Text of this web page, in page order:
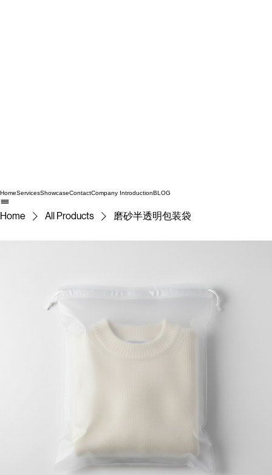
Home Services ShowcaseContactCompany Introduction BLOG
Home All Products 磨砂半透明包装袋